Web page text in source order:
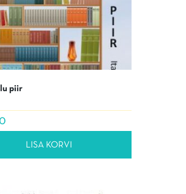
piir
LISA KORVI